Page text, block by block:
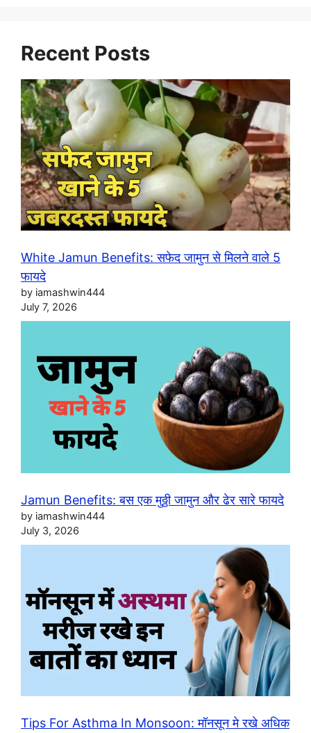
Recent Posts
White Jamun Benefits: सफेद जामुन से मिलने वाले 5
फायदे
by iamashwin444
July 7, 2026
Jamun Benefits: बस एक मुठ्ठी जामुन और ढेर सारे फायदे
by iamashwin444
July 3, 2026
Tips For Asthma In Monsoon: मॉनसून मे रखे अधिक